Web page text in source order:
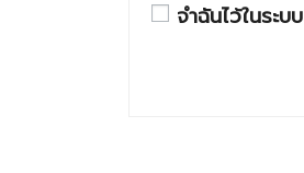
จำฉันไว้ในระบบ